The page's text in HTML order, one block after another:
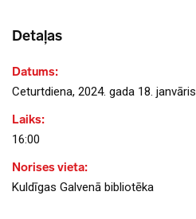
Detaļas
Datums:
Ceturtdiena, 2024. gada 18. janvāris
Laiks:
16:00
Norises vieta:
Kuldīgas Galvenā bibliotēka